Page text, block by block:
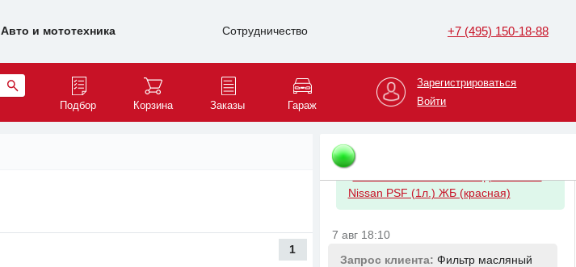
Авто и мототехника Сотрудничество +7 (495) 150-18-88
Подбор Корзина Заказы Гараж
Зарегистрироваться
Войти
1
7 авг 18:09
Запрос клиента:Жидкость ГУР на
ниссан алмера классик 2008 года 1
Ответ менеджера:
Nissan PSF (1л.) ЖБ (красная)
7 авг 18:10
Запрос клиента: Фильтр масляный